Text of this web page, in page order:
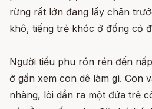
rừng rất lớn đang lấy chân
khô, tiếng trẻ khóc ở đống cỏ
Người tiều phu rón rén đến
ở gần xem con dê làm gì. Con
nhàng, lòi dần ra một đứa trẻ